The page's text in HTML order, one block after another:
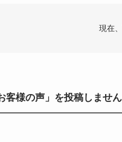
現在
客様の声」を投稿しませ